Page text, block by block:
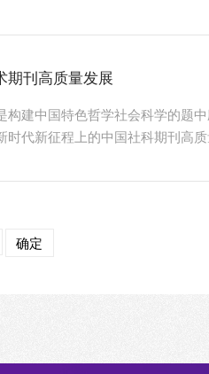
的青年科学家。纳米研究青年科
期刊高质量发展
构建中国特色哲学社会科学的题
时代新征程上的中国社科期刊高
升“综合刊力”打造中国社科学
确定